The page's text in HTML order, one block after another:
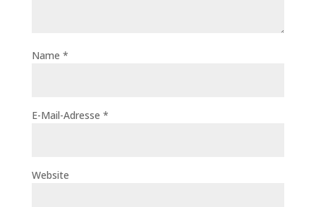
Name *
E-Mail-Adresse *
Website